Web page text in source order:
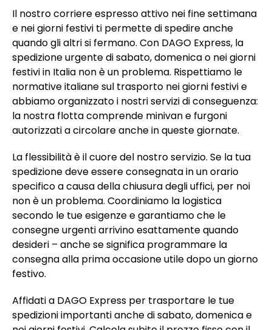
Il nostro corriere espresso attivo nei fine settimana
e nei giorni festivi ti permette di spedire anche
quando gli altri si fermano. Con DAGO Express, la
spedizione urgente di sabato, domenica o nei giorni
festivi in Italia non è un problema. Rispettiamo le
normative italiane sul trasporto nei giorni festivi e
abbiamo organizzato i nostri servizi di conseguenza:
la nostra flotta comprende minivan e furgoni
autorizzati a circolare anche in queste giornate.
La flessibilità è il cuore del nostro servizio. Se la tua
spedizione deve essere consegnata in un orario
specifico a causa della chiusura degli uffici, per noi
non è un problema. Coordiniamo la logistica
secondo le tue esigenze e garantiamo che le
consegne urgenti arrivino esattamente quando
desideri – anche se significa programmare la
consegna alla prima occasione utile dopo un giorno
festivo.
Affidati a DAGO Express per trasportare le tue
spedizioni importanti anche di sabato, domenica e